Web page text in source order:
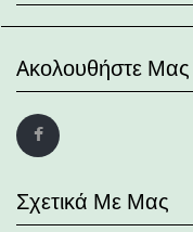
Aκολουθήστε Μας
Σχετικά Με Μας